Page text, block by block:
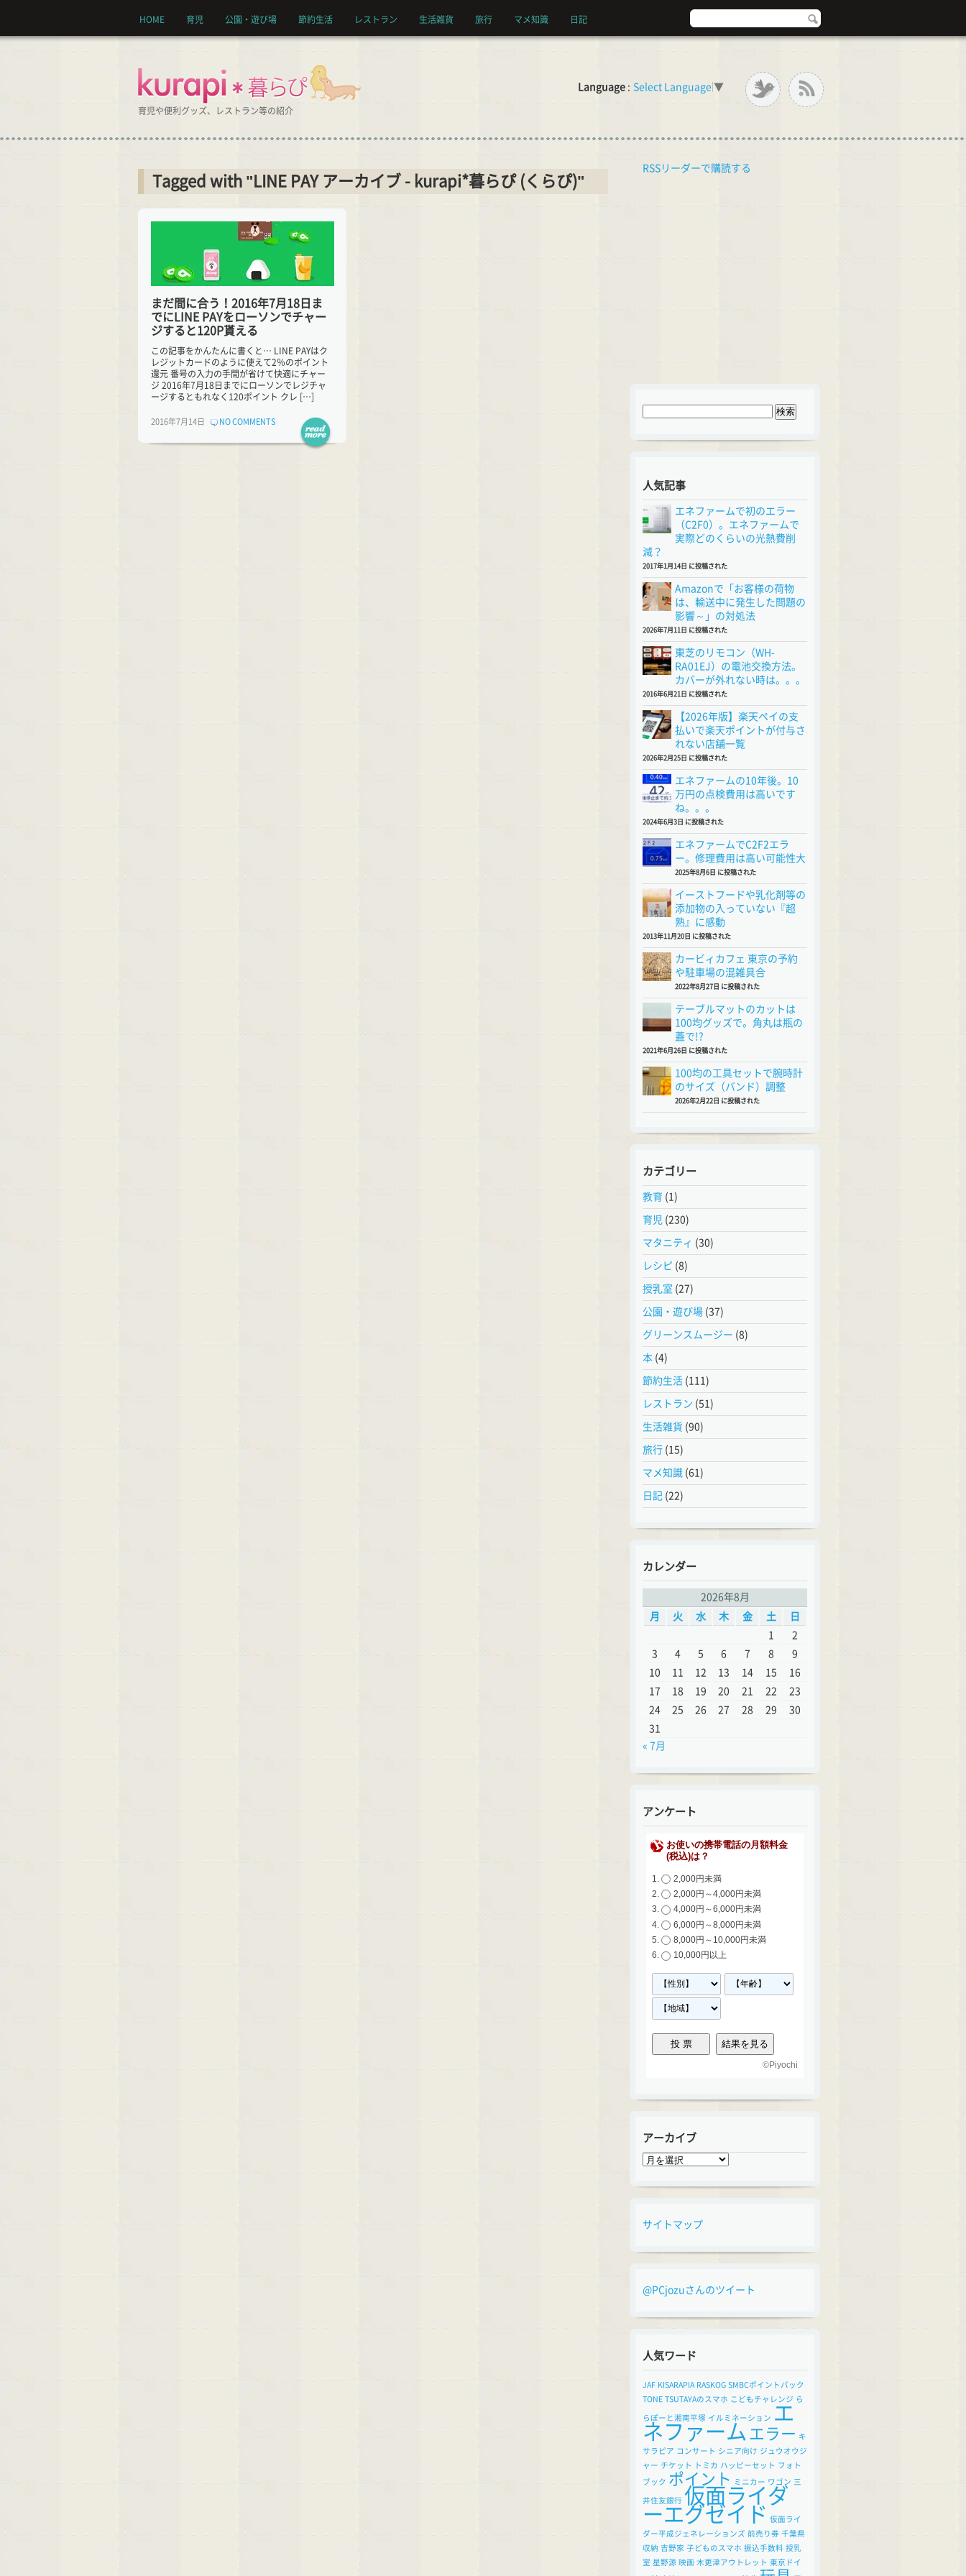
育児や便利グッズ、レストラン等の紹介
HOME 育児 公園・遊び場 節約生活 レストラン 生活雑貨 旅行 マメ知識 日記
Language : Select Language ▼
Tagged with "LINE PAY アーカイブ - kurapi*暮らぴ (くらぴ)"
まだ間に合う！2016年7月18日ま
でにLINE PAYをローソンでチャー
ジすると120P貰える
この記事をかんたんに書くと… LINE PAYはク
レジットカードのように使えて2％のポイント
還元 番号の入力の手間が省けて快適にチャー
ジ 2016年7月18日までにローソンでレジチャ
ージするともれなく120ポイント クレ […]
2016年7月14日 NO COMMENTS
RSSリーダーで購読する
人気記事
エネファームで初のエラー
（C2F0）。エネファームで
実際どのくらいの光熱費削
減？
2017年1月14日 に投稿された
Amazonで「お客様の荷物
は、輸送中に発生した問題の
影響～」の対処法
2026年7月11日 に投稿された
東芝のリモコン（WH-
RA01EJ）の電池交換方法。
カバーが外れない時は。。。
2016年6月21日 に投稿された
【2026年版】楽天ペイの支
払いで楽天ポイントが付与さ
れない店舗一覧
2026年2月25日 に投稿された
エネファームの10年後。10
万円の点検費用は高いです
ね。。。
2024年6月3日 に投稿された
エネファームでC2F2エラ
ー。修理費用は高い可能性大
2025年8月6日 に投稿された
イーストフードや乳化剤等の
添加物の入っていない『超
熟』に感動
2013年11月20日 に投稿された
カービィカフェ 東京の予約
や駐車場の混雑具合
2022年8月27日 に投稿された
テーブルマットのカットは
100均グッズで。角丸は瓶の
蓋で!?
2021年6月26日 に投稿された
100均の工具セットで腕時計
のサイズ（バンド）調整
2026年2月22日 に投稿された
カテゴリー
教育 (1)
育児 (230)
マタニティ (30)
レシピ (8)
授乳室 (27)
公園・遊び場 (37)
グリーンスムージー (8)
本 (4)
節約生活 (111)
レストラン (51)
生活雑貨 (90)
旅行 (15)
マメ知識 (61)
日記 (22)
カレンダー
2026年8月
月
火 水 木 金 土
日
1
2
3
4 5 6 7 8
9
10
11 12 13 14 15
16
17
18 19 20 21 22
23
24
25 26 27 28 29
30
31
« 7月
アンケート
お使いの携帯電話の月額料金
(税込)は？
2,000円未満
2,000円～4,000円未満
4,000円～6,000円未満
6,000円～8,000円未満
8,000円～10,000円未満
10,000円以上
©Piyochi
アーカイブ
ア
カ
サイトマップ
@PCjozuさんのツイート
人気ワード
JAF KISARAPIA RASKOG SMBCポイントパック
TONE TSUTAYAのスマホ こどもチャレンジ ら
らぽーと湘南平塚 イルミネーション エ
ネファーム エラー キ
サラピア コンサート シニア向け ジュウオウジ
ャー チケット トミカ ハッピーセット フォト
ブック ポイント ミニカー ワゴン 三
井住友銀行 仮面ライダ
ーエグゼイド 仮面ライ
ダー平成ジェネレーションズ 前売り券 千葉県
収納 吉野家 子どものスマホ 振込手数料 授乳
室 星野源 映画 木更津アウトレット 東京ドイ